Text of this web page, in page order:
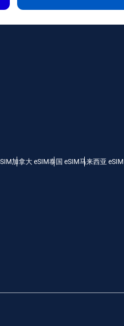
a physical SIM card!
加拿大 eSIM泰国 eSIM马来西亚 eSIM